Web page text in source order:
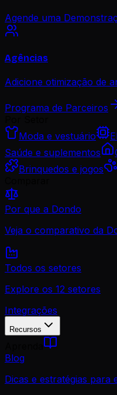
Agende uma
Agências
Adicione otimização de
Programa de Parceiros
Moda e vestuário
Saúde e suplementos
Brinquedos e jogos
Por que a Dondo
Veja o comparativo da
Todos os setores
Explore os 12 setores
Integrações
Recursos
Blog
Dicas e estratégias para